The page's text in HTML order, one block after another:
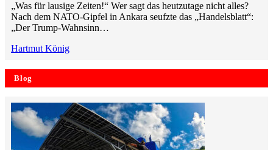
„Was für lausige Zeiten!“ Wer sagt das heutzutage nicht alles?
Nach dem NATO-Gipfel in Ankara seufzte das „Handelsblatt“:
„Der Trump-Wahnsinn…
Hartmut König
Blog